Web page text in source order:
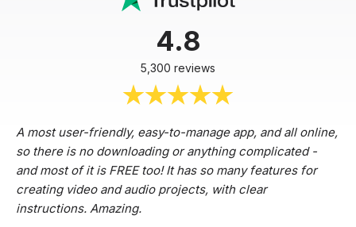
4.8
5,300 reviews
A most user-friendly, easy-to-manage app, and all online,
so there is no downloading or anything complicated -
and most of it is FREE too! It has so many features for
creating video and audio projects, with clear
instructions. Amazing.